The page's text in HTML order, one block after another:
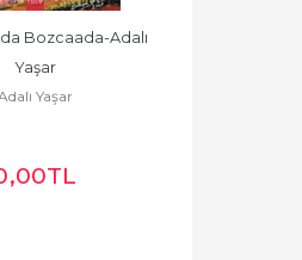
Bozcaada-Adalı
Yaşar
Yaşar
,00TL